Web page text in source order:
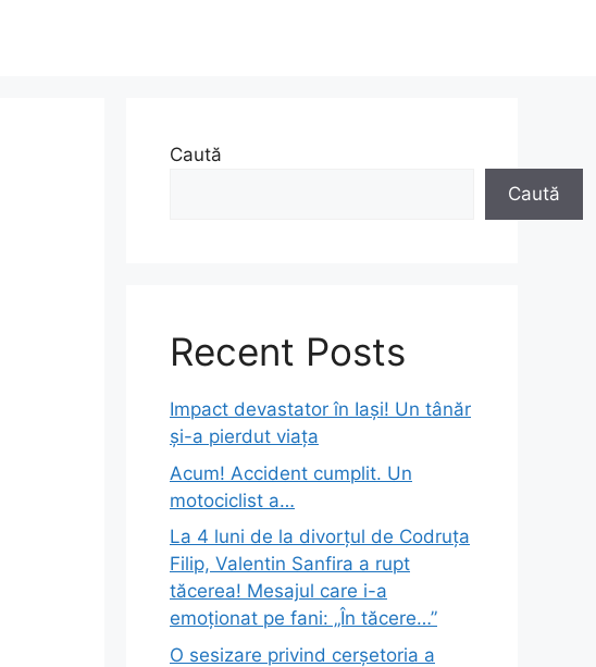
Caută
Caută
Recent Posts
Impact devastator în Iași! Un tânăr
și-a pierdut viața
Acum! Accident cumplit. Un
motociclist a…
La 4 luni de la divorțul de Codruța
Filip, Valentin Sanfira a rupt
tăcerea! Mesajul care i-a
emoționat pe fani: „În tăcere…”
O sesizare privind cerșetoria a